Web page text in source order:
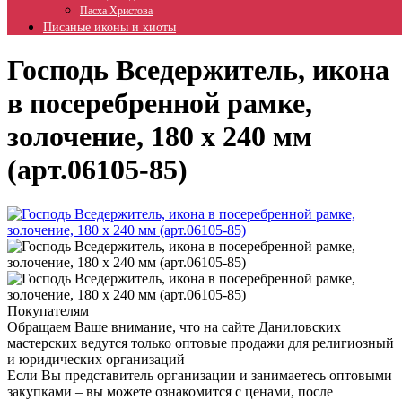
Пасха Христова
Писаные иконы и киоты
Господь Вседержитель, икона
в посеребренной рамке,
золочение, 180 х 240 мм
(арт.06105-85)
Покупателям
Обращаем Ваше внимание, что на сайте Даниловских
мастерских ведутся только оптовые продажи для религиозный
и юридических организаций
Если Вы представитель организации и занимаетесь оптовыми
закупками – вы можете ознакомится с ценами, после